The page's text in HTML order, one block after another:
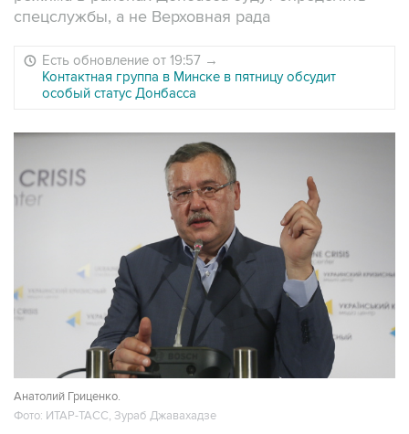
спецслужбы, а не Верховная рада
Есть обновление от 19:57 →
Контактная группа в Минске в пятницу обсудит
особый статус Донбасса
Анатолий Гриценко.
Фото: ИТАР-ТАСС, Зураб Джавахадзе